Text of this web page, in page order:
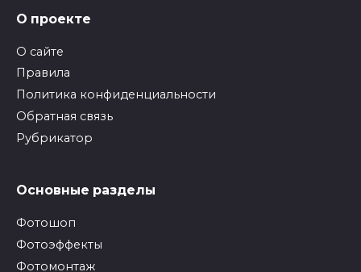
О проекте
О сайте
Правила
Политика конфиденциальности
Обратная связь
Рубрикатор
Основные разделы
Фотошоп
Фотоэффекты
Фотомонтаж